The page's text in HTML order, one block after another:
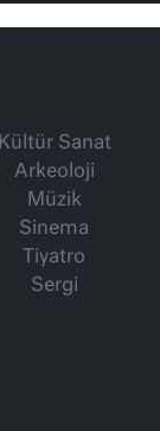
Kültür Sanat
Arkeoloji
Müzik
Sinema
Tiyatro
Sergi